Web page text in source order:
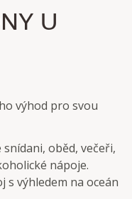
U
výhod pro svou
oběd, večeři,
nápoje.
výhledem na oceán